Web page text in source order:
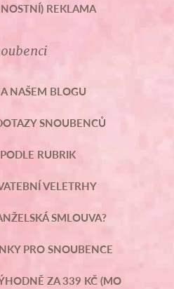
REKLAMA
NAŠEM BLOGU
SNOUBENCŮ
RUBRIK
VELETRHY
SMLOUVA?
PRO SNOUBENCE
ZA 339 KČ (MO